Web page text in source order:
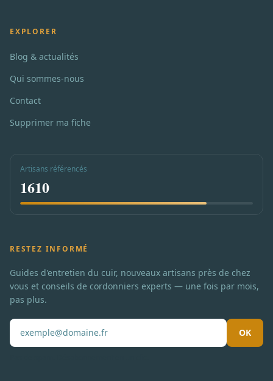
EXPLORER
Blog & actualités
Qui sommes-nous
Contact
Supprimer ma fiche
Artisans référencés
1610
RESTEZ INFORMÉ
Guides d'entretien du cuir, nouveaux artisans près de chez
vous et conseils de cordonniers experts — une fois par mois,
pas plus.
OK